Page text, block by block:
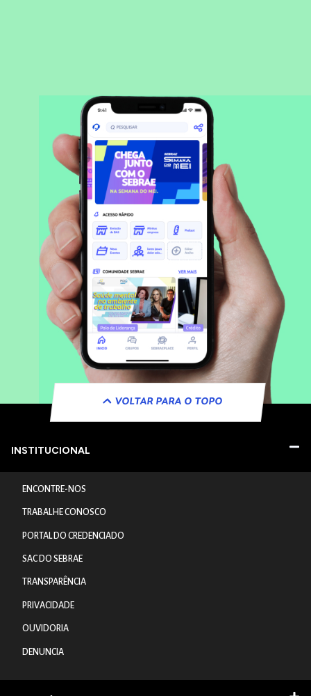
VOLTAR PARA O TOPO
INSTITUCIONAL
ENCONTRE-NOS
TRABALHE CONOSCO
PORTAL DO CREDENCIADO
SAC DO SEBRAE
TRANSPARÊNCIA
PRIVACIDADE
OUVIDORIA
DENUNCIA